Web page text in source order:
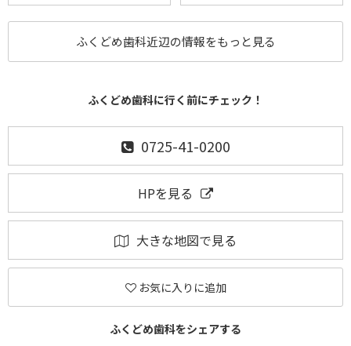
ふくどめ歯科近辺の情報をもっと見る
ふくどめ歯科に行く前にチェック！
0725-41-0200
HPを見る
大きな地図で見る
お気に入りに追加
ふくどめ歯科をシェアする